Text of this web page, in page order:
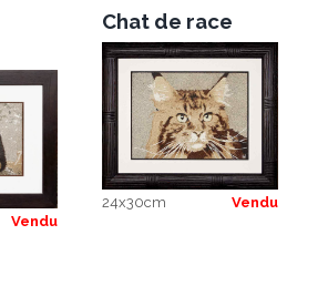
Vendu
Chat de race
24x30cm Vendu